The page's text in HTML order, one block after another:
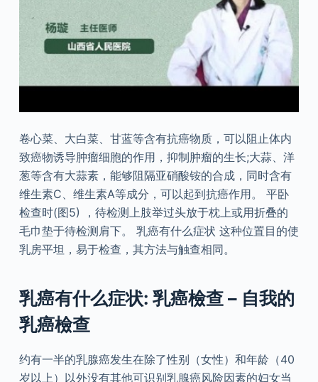
卷心菜、大白菜、甘蓝等含有抗癌物质，可以阻止体内
致癌物诱导肿瘤细胞的作用，抑制肿瘤的生长;大蒜、洋
葱等含有大蒜素，能够阻隔亚硝酸铵的合成，同时含有
维生素C、维生素A等成分，可以起到抗癌作用。 平卧
检查时(图5) ，待检测上肢举过头放于枕上或用折叠的
毛巾垫于待检测肩下。 乳癌有什么症状 这种位置目的使
乳房平坦，易于检查，其方法与触查相同。
乳癌有什么症状: 乳癌檢查 – 自我的
乳癌檢查
约有一半的乳腺癌发生在除了性别（女性）和年龄（40
岁以上）以外没有其他可识别乳腺癌风险因素的妇女当